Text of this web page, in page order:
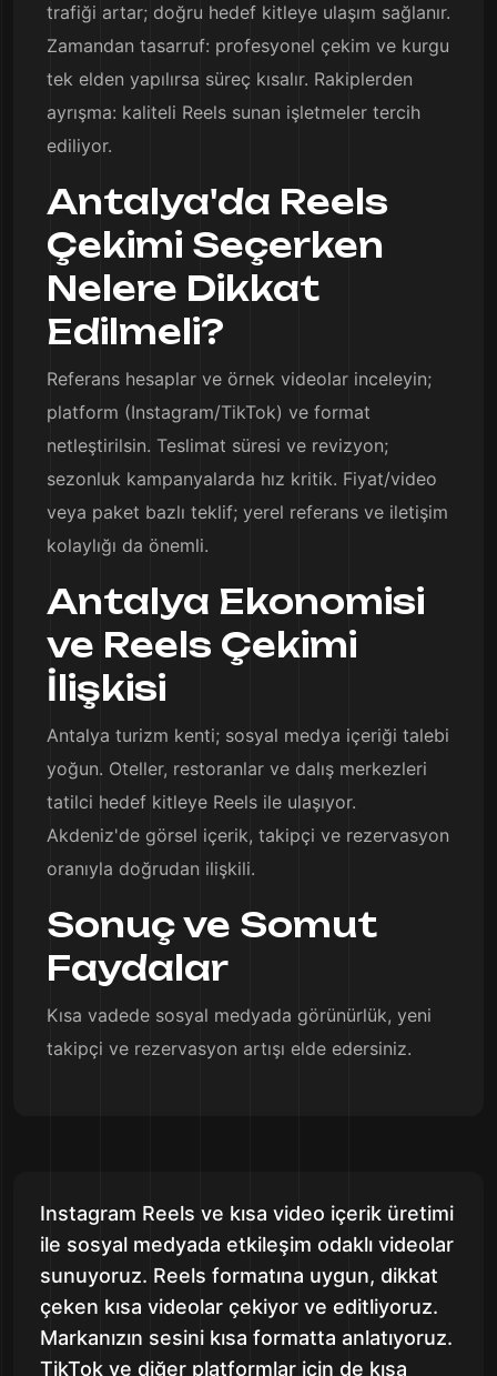
trafiği artar; doğru hedef kitleye ulaşım sağlanır.
Zamandan tasarruf: profesyonel çekim ve kurgu
tek elden yapılırsa süreç kısalır. Rakiplerden
ayrışma: kaliteli Reels sunan işletmeler tercih
ediliyor.
Antalya'da Reels
Çekimi Seçerken
Nelere Dikkat
Edilmeli?
Referans hesaplar ve örnek videolar inceleyin;
platform (Instagram/TikTok) ve format
netleştirilsin. Teslimat süresi ve revizyon;
sezonluk kampanyalarda hız kritik. Fiyat/video
veya paket bazlı teklif; yerel referans ve iletişim
kolaylığı da önemli.
Antalya Ekonomisi
ve Reels Çekimi
İlişkisi
Antalya turizm kenti; sosyal medya içeriği talebi
yoğun. Oteller, restoranlar ve dalış merkezleri
tatilci hedef kitleye Reels ile ulaşıyor.
Akdeniz'de görsel içerik, takipçi ve rezervasyon
oranıyla doğrudan ilişkili.
Sonuç ve Somut
Faydalar
Kısa vadede sosyal medyada görünürlük, yeni
takipçi ve rezervasyon artışı elde edersiniz.
Instagram Reels ve kısa video içerik üretimi
ile sosyal medyada etkileşim odaklı videolar
sunuyoruz. Reels formatına uygun, dikkat
çeken kısa videolar çekiyor ve editliyoruz.
Markanızın sesini kısa formatta anlatıyoruz.
TikTok ve diğer platformlar için de kısa